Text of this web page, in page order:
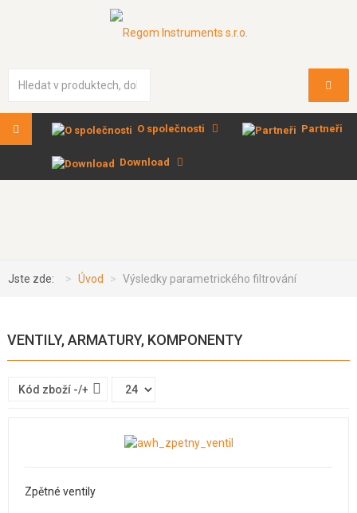
O společnosti Partneři
Download
Jste zde: Úvod Výsledky parametrického filtrování
VENTILY, ARMATURY, KOMPONENTY
Kód zboží -/+
Zpětné ventily